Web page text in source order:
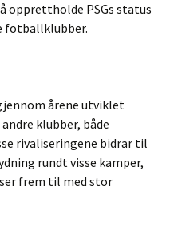
opprettholde PSGs status
fotballklubber.
årene utviklet
klubber, både
rivaliseringene bidrar til
rundt visse kamper,
frem til med stor